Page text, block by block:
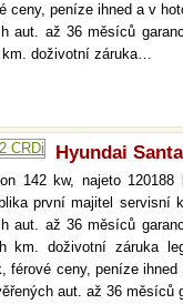
ceny, peníze ihned a v
aut. až 36 měsíců
doživotní záruka…
Hyundai
142 kw, najeto 120188
první majitel servisní
aut. až 36 měsíců
km. doživotní záruka
férové ceny, peníze
aut. až 36 měsíců